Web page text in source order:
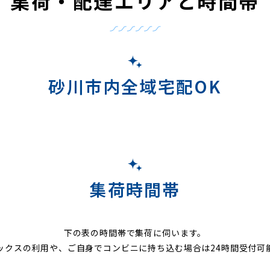
砂川市内全域宅配OK
集荷時間帯
下の表の時間帯で集荷に伺います。
クスの利用や、ご自身でコンビニに持ち込む場合は24時間受付可